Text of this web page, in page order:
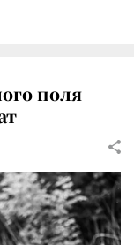
поля